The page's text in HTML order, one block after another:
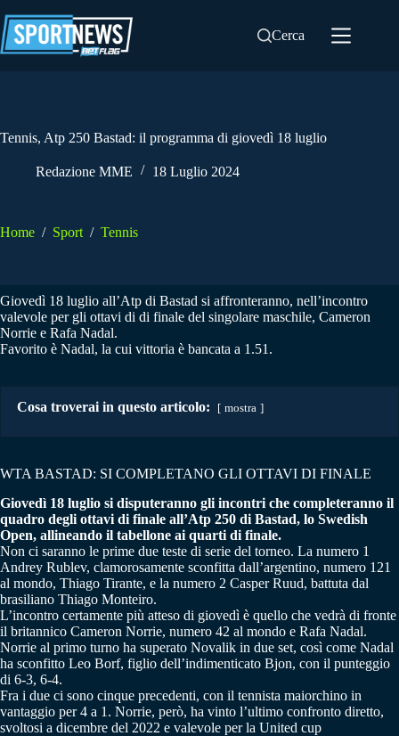
al
contenuto
Cerca
Tennis, Atp 250 Bastad: il programma di giovedì 18 luglio
Redazione MME 18 Luglio 2024
Home / Sport / Tennis
Giovedì 18 luglio all’Atp di Bastad si affronteranno, nell’incontro
valevole per gli ottavi di di finale del singolare maschile, Cameron
Norrie e Rafa Nadal.
Favorito è Nadal, la cui vittoria è bancata a 1.51.
Cosa troverai in questo articolo: mostra
WTA BASTAD: SI COMPLETANO GLI OTTAVI DI FINALE
Giovedì 18 luglio si disputeranno gli incontri che completeranno il
quadro degli ottavi di finale all’Atp 250 di Bastad, lo Swedish
Open, allineando il tabellone ai quarti di finale.
Non ci saranno le prime due teste di serie del torneo. La numero 1
Andrey Rublev, clamorosamente sconfitta dall’argentino, numero 121
al mondo, Thiago Tirante, e la numero 2 Casper Ruud, battuta dal
brasiliano Thiago Monteiro.
L’incontro certamente più atteso di giovedì è quello che vedrà di fronte
il britannico Cameron Norrie, numero 42 al mondo e Rafa Nadal.
Norrie al primo turno ha superato Novalik in due set, così come Nadal
ha sconfitto Leo Borf, figlio dell’indimenticato Bjon, con il punteggio
di 6-3, 6-4.
Fra i due ci sono cinque precedenti, con il tennista maiorchino in
vantaggio per 4 a 1. Norrie, però, ha vinto l’ultimo confronto diretto,
svoltosi a dicembre del 2022 e valevole per la United cup